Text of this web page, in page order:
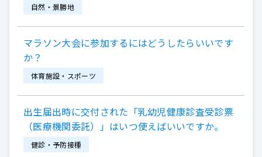
自然・景勝地
マラソン大会に参加するにはどうしたらいいです
か？
体育施設・スポーツ
出生届出時に交付された「乳幼児健康診査受診票
（医療機関委託）」はいつ使えばいいですか。
健診・予防接種